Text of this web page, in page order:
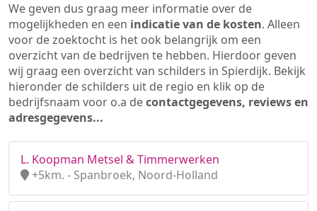
We geven dus graag meer informatie over de
mogelijkheden en een indicatie van de kosten. Alleen
voor de zoektocht is het ook belangrijk om een
overzicht van de bedrijven te hebben. Hierdoor geven
wij graag een overzicht van schilders in Spierdijk. Bekijk
hieronder de schilders uit de regio en klik op de
bedrijfsnaam voor o.a decontactgegevens, reviews en
adresgegevens...
L. Koopman Metsel & Timmerwerken
+5km. - Spanbroek, Noord-Holland